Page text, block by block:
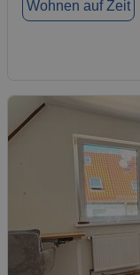
Wohnen auf Zeit